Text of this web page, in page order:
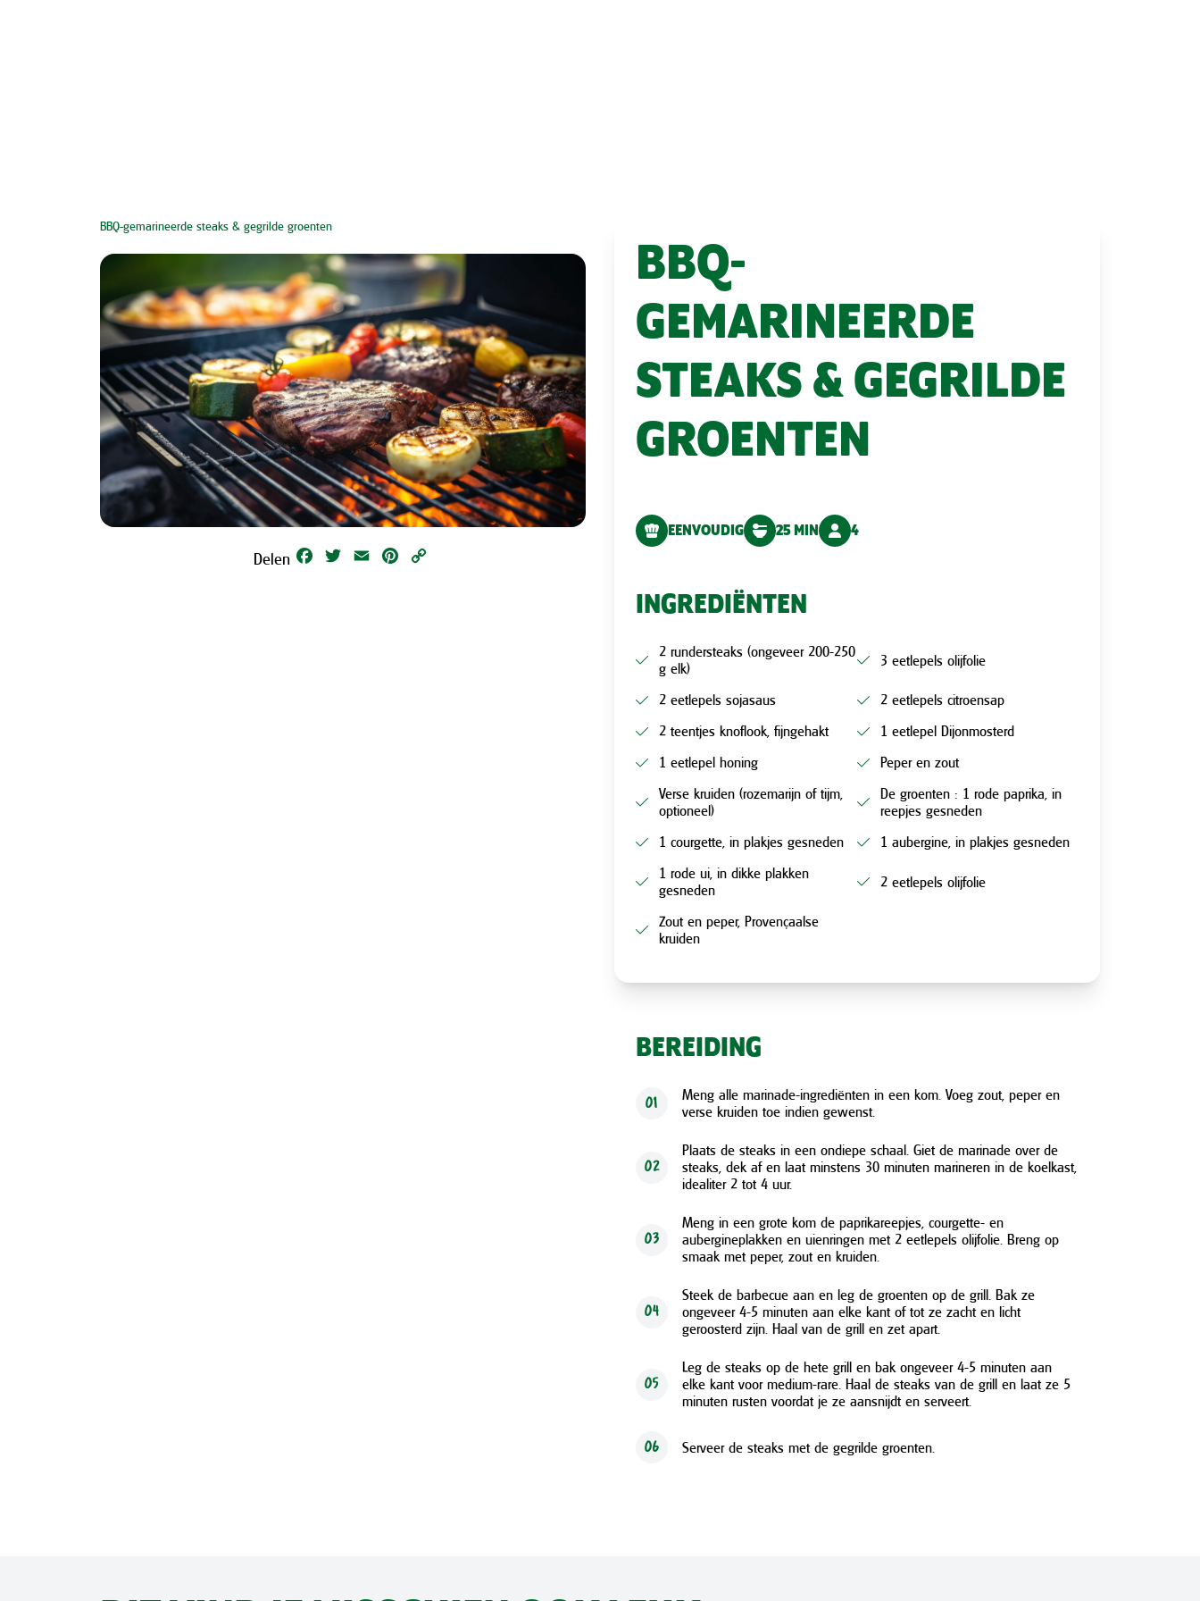
BBQ-gemarineerde steaks & gegrilde groenten
Delen Facebook
Twitter Email Pinterest
BBQ-
GEMARINEERDE
STEAKS & GEGRILDE
GROENTEN
EENVOUDIG 25 MIN 4
INGREDIËNTEN
2 rundersteaks (ongeveer 200-250
g elk)
3 eetlepels olijfolie
2 eetlepels sojasaus
2 eetlepels citroensap
2 teentjes knoflook, fijngehakt
1 eetlepel Dijonmosterd
1 eetlepel honing
Peper en zout
Verse kruiden (rozemarijn of tijm,
optioneel)
De groenten : 1 rode paprika, in
reepjes gesneden
1 courgette, in plakjes gesneden
1 aubergine, in plakjes gesneden
1 rode ui, in dikke plakken
gesneden
2 eetlepels olijfolie
Zout en peper, Provençaalse
kruiden
BEREIDING
01
Meng alle marinade-ingrediënten in een kom. Voeg zout, peper en
verse kruiden toe indien gewenst.
02
Plaats de steaks in een ondiepe schaal. Giet de marinade over de
steaks, dek af en laat minstens 30 minuten marineren in de koelkast,
idealiter 2 tot 4 uur.
03
Meng in een grote kom de paprikareepjes, courgette- en
aubergineplakken en uienringen met 2 eetlepels olijfolie. Breng op
smaak met peper, zout en kruiden.
04
Steek de barbecue aan en leg de groenten op de grill. Bak ze
ongeveer 4-5 minuten aan elke kant of tot ze zacht en licht
geroosterd zijn. Haal van de grill en zet apart.
05
Leg de steaks op de hete grill en bak ongeveer 4-5 minuten aan
elke kant voor medium-rare. Haal de steaks van de grill en laat ze 5
minuten rusten voordat je ze aansnijdt en serveert.
06 Serveer de steaks met de gegrilde groenten.